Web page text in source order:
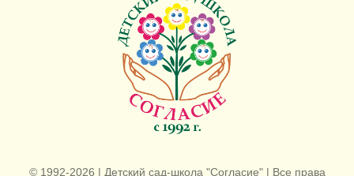
© 1992-2026 | Детский сад-школа "Согласие" | Все права